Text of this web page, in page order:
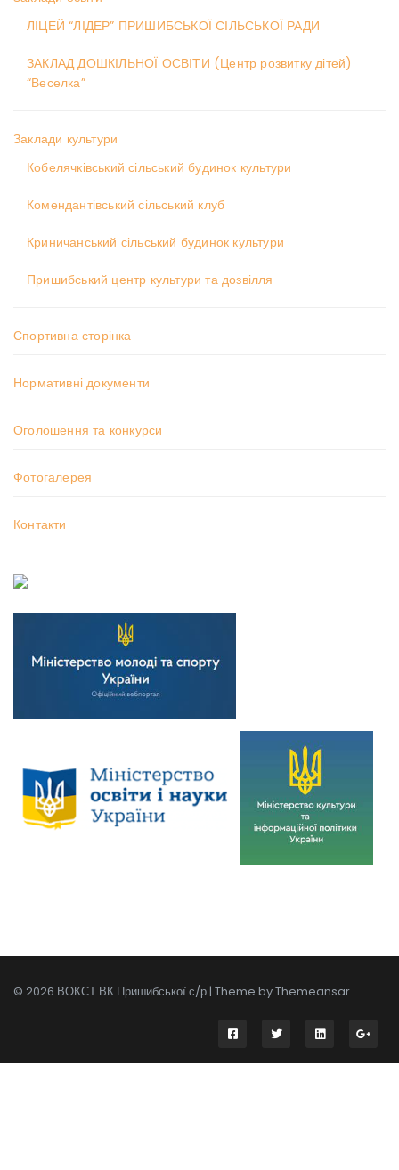
ЛІЦЕЙ “ЛІДЕР” ПРИШИБСЬКОЇ СІЛЬСЬКОЇ РАДИ
ЗАКЛАД ДОШКІЛЬНОЇ ОСВІТИ (Центр розвитку дітей)
“Веселка”
Заклади культури
Кобелячківський сільський будинок культури
Комендантівський сільський клуб
Криничанський сільський будинок культури
Пришибський центр культури та дозвілля
Спортивна сторінка
Нормативні документи
Оголошення та конкурси
Фотогалерея
Контакти
© 2026 ВОКСТ ВК Пришибської с/р | Theme byThemeansar